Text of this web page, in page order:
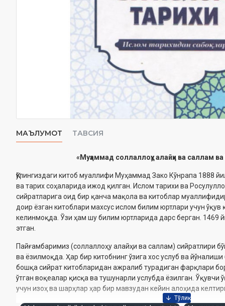
МАЪЛУМОТ ТАВСИЯ
«Муҳаммад соллаллоҳу алайҳи ва саллам
Қўлингиздаги китоб муаллифи Муҳаммад Зако Кўнрапа 1888
‎ва тарих соҳаларида ижод қилган. Ислом тарихи ва
‎сийратларига оид бир қанча мақола ва китоблар
доир ёзган ‎китоблари махсус ислом билим юртлари учун
келинмоқда. Ўзи ҳам шу ‎билим юртларида дарс берган. 1469
этган.‎
Пайғамбаримиз (соллаллоҳу алайҳи ва саллам) сийратлири
ва ‎ёзилмоқда. Ҳар бир китобнинг ўзига хос услуб ва
бошқа сийрат ‎китобларидан ажралиб турадиган фарқлари
ўтган воқеалар қисқа ва ‎тушунарли услубда ёзилган.
учун изоҳ ва шарҳлар ҳар бир мавзудан ‎кейин алоҳида